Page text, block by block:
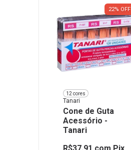
22% OFF
12 cores
Tanari
Cone de Guta
Acessório -
Tanari